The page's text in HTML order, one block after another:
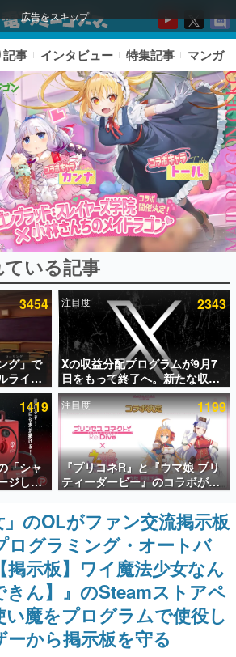
広告をスキップ
プ
ている記事ランキング
一覧
記事
が数千以上！ ページビュー数万以上！ などな
人々に読まれた、電ファミ渾身の“殿堂入り”記
ました。
企画書
クリエイターの方々に製作時のエピソードをお
ットする企画（ゲーム）とは何か？を探ってい
解いてはいけない。『赫本』は、〈試験問題〉
短編ホラー小説集です。
訊く
記事 インタビュー 特集記事 マンガ
いる記事
3454
グ」で
ライク
はソウ
事に失
注目度 2343
Xの収益分配プログラムが9月7
日をもって終了へ。新たな収益
化制度「Original Content
Rewards Program」を発表
1419
「シャ
ジした
開始。
ナルマ
ンブレ
注目度 1199
『プリコネR』と『ウマ娘 プリ
ティーダービー』のコラボが決
定！“最大170連無料”の8.5周年
キャンペーンなども発表
」のOLがファン交流掲示板
ログラミング・オートバ
掲示板】ワイ魔法少女なん
きん】』のSteamストアペ
い魔をプログラムで使役し
から掲示板を守る